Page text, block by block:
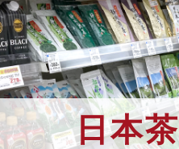
日本茶